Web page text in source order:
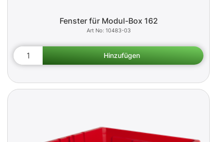
Fenster für Modul-Box 162
10483-03